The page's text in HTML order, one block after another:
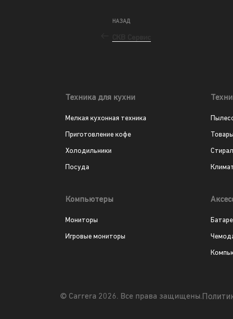
НАЗАД
Техника для кухни
Мелкая кухонная техника
Приготовление кофе
Холодильники
Посуда
Компьютеры
Мониторы
Игровые мониторы
© Carrera 2026. Все права защищены.